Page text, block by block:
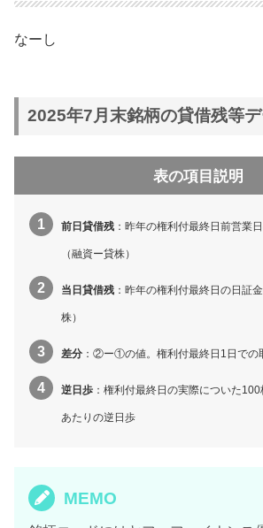
なーし
2025年7月末銘柄の貸借残等
表の項目説明
前日貸借残 ：昨年の権利付最終日前営業
（融資ー貸株）
当日貸借残 ：昨年の権利付最終日の日証
株）
差分 ：②ー①の値。権利付最終日1日での
逆日歩 ：権利付最終日の実際についた100
あたりの逆日歩
MEMO